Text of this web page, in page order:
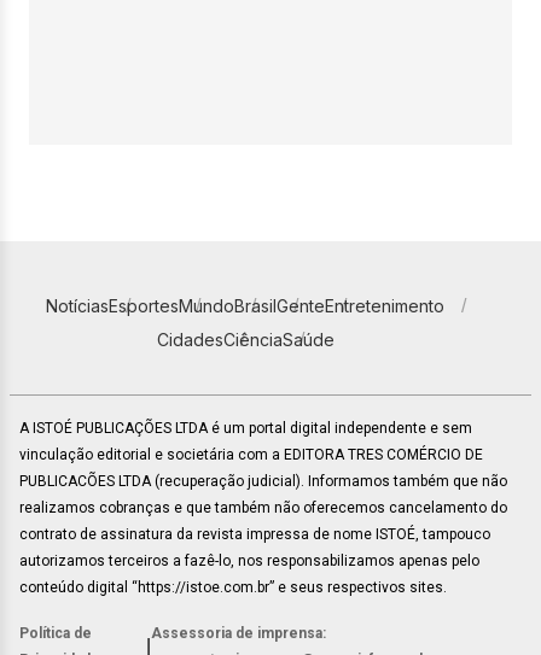
NotíciasEsportesMundoBrasilGenteEntretenimento
CidadesCiênciaSaúde
A ISTOÉ PUBLICAÇÕES LTDA é um portal digital independente e sem
vinculação editorial e societária com a EDITORA TRES COMÉRCIO DE
PUBLICACÕES LTDA (recuperação judicial). Informamos também que não
realizamos cobranças e que também não oferecemos cancelamento do
contrato de assinatura da revista impressa de nome ISTOÉ, tampouco
autorizamos terceiros a fazê-lo, nos responsabilizamos apenas pelo
conteúdo digital “https://istoe.com.br” e seus respectivos sites.
Política de
Assessoria de imprensa: